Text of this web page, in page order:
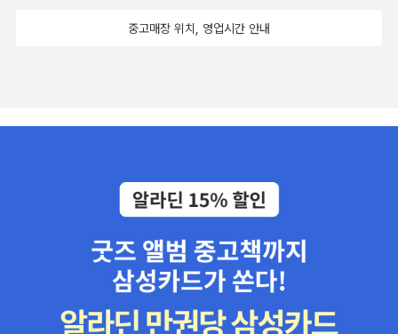
중고매장 위치, 영업시간 안내